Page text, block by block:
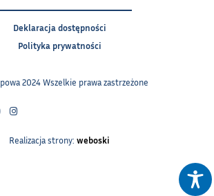
Deklaracja dostępności
Polityka prywatności
2024 Wszelkie prawa zastrzeżone
Realizacja strony: weboski